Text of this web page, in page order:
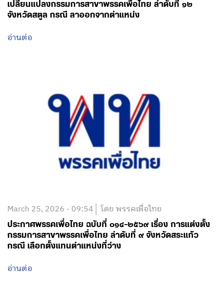
เปลี่ยนแปลงกรรมการสาขาพรรคเพื่อไทย ลำดับที่ ๑๒
จังหวัดสตูล กรณี ลาออกจากตำแหน่ง
อ่านต่อ
March 25, 2026 - 09:54 โดย พรรคเพื่อไทย
ประกาศพรรคเพื่อไทย ฉบับที่ ๐๑๔-๒๕๖๙ เรื่อง การแต่งตั้ง
กรรมการสาขาพรรคเพื่อไทย ลำดับที่ ๙ จังหวัดสระแก้ว
กรณี เลือกตั้งแทนตำแหน่งที่ว่าง
อ่านต่อ